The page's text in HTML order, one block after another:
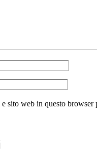
sito web in questo browser